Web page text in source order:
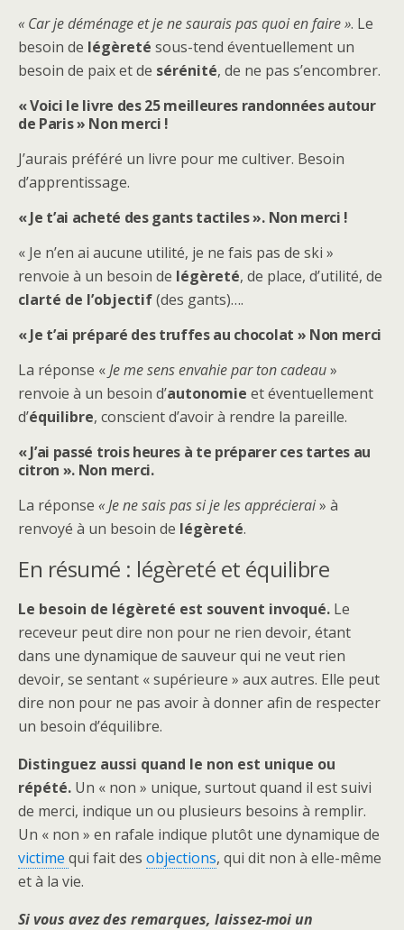
« Car je déménage et je ne saurais pas quoi en faire ». Le
besoin de légèreté sous-tend éventuellement un
besoin de paix et de sérénité, de ne pas s’encombrer.
« Voici le livre des 25 meilleures randonnées autour
de Paris » Non merci !
J’aurais préféré un livre pour me cultiver. Besoin
d’apprentissage.
« Je t’ai acheté des gants tactiles ». Non merci !
« Je n’en ai aucune utilité, je ne fais pas de ski »
renvoie à un besoin de légèreté, de place, d’utilité, de
clarté de l’objectif(des gants)….
« Je t’ai préparé des truffes au chocolat » Non merci
La réponse «Je me sens envahiepar ton cadeau»
renvoie à un besoin d’autonomie et éventuellement
d’équilibre, conscient d’avoir à rendre la pareille.
« J’ai passé trois heures à te préparer ces tartes au
citron ». Non merci.
La réponse « Je ne sais pas si je les apprécierai» à
renvoyé à un besoin de légèreté.
En résumé : légèreté et équilibre
Le besoin de légèreté est souvent invoqué. Le
receveur peut dire non pour ne rien devoir, étant
dans une dynamique de sauveur qui ne veut rien
devoir, se sentant « supérieure » aux autres. Elle peut
dire non pour ne pas avoir à donner afin de respecter
un besoin d’équilibre.
Distinguez aussi quand le non est unique ou
répété. Un « non » unique, surtout quand il est suivi
de merci, indique un ou plusieurs besoins à remplir.
Un « non » en rafale indique plutôt une dynamique de
victime qui fait des objections, qui dit non à elle-même
et à la vie.
Si vous avez des remarques, laissez-moi un